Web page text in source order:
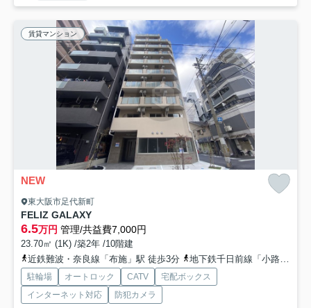
賃貸マンション
NEW
東大阪市足代新町
FELIZ GALAXY
6.5万円 管理/共益費7,000円
23.70㎡ (1K) /築2年 /10階建
近鉄難波・奈良線「布施」駅 徒歩3分
地下鉄千日前線「小路」駅 徒歩9分
駐輪場 オートロック CATV
宅配ボックス
インターネット対応
防犯カメラ